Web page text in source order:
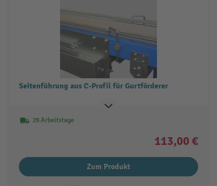
Seitenführung aus C-Profil für Gurtförderer
28 Arbeitstage
113,00 €
Zum Produkt